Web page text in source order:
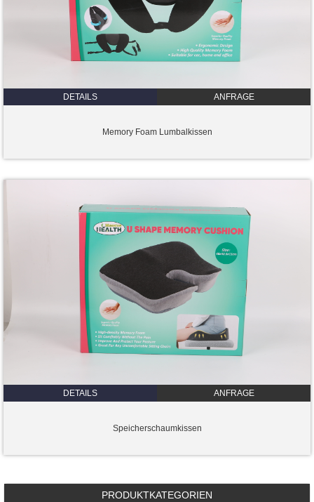
DETAILS ANFRAGE
Memory Foam Lumbalkissen
DETAILS ANFRAGE
Speicherschaumkissen
PRODUKTKATEGORIEN